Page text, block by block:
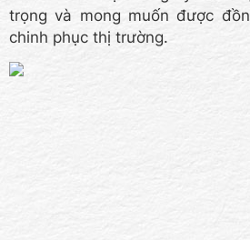
trọng và mong muốn được
chinh phục thị trường.